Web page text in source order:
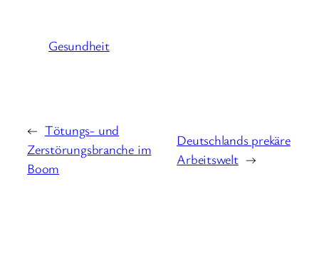
Gesundheit
← Tötungs- und
Zerstörungsbranche im
Boom
Deutschlands prekäre
Arbeitswelt →